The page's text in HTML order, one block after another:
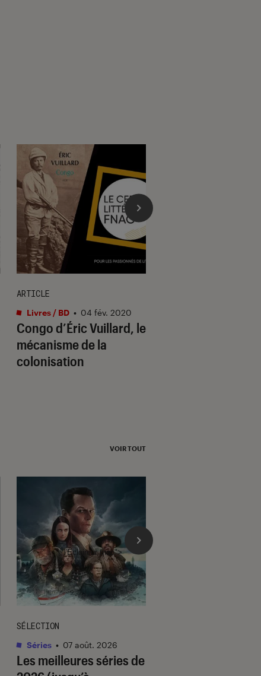
Congo d’Éric Vuillard, le
mécanisme de la
colonisation
ARTICLE
Livres / BD • 04 fév. 2020
VOIR TOUT
Les meilleures séries de
SÉLECTION
Séries • 07 août. 2026
l'Éclaireur fnac">